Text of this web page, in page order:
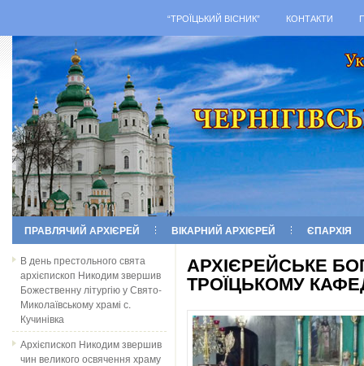
“ТРОЇЦЬКИЙ ВІСНИК” КОНТАКТИ
ПРАВЛЯЧИЙ АРХІЄРЕЙ ВІКАРНИЙ АРХІЄРЕЙ ЄПАРХІЯ
В день престольного свята
архієпископ Никодим звершив
Божественну літургію у Свято-
Миколаївському храмі с.
Кучинівка
Архієпископ Никодим звершив
чин великого освячення храму
АРХІЄРЕЙСЬКЕ
ТРОЇЦЬКОМУ